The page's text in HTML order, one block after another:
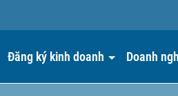
Đăng ký kinh doanh Doanh